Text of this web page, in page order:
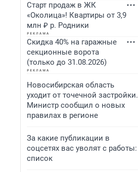
Старт продаж в ЖК
«Околица»! Квартиры от 3,9
млн ₽ р. Родники
Скидка 40% на гаражные
секционные ворота
(только до 31.08.2026)
Новосибирская область
уходит от точечной застройки.
Министр сообщил о новых
правилах в регионе
За какие публикации в
соцсетях вас уволят с работы:
список